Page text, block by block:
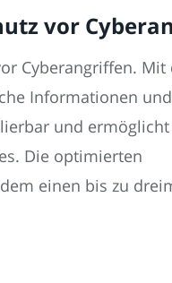
vor
Cyberangriffen. Mit
Informationen und
und
Die optimierten
einen bis zu